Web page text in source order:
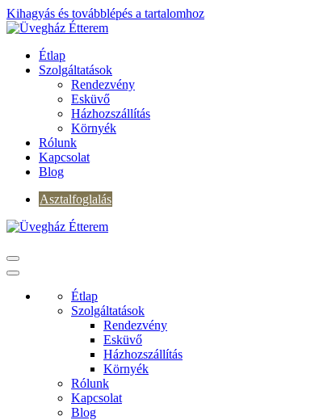
Kihagyás és továbblépés a tartalomhoz
Étlap
Szolgáltatások
Rendezvény
Esküvő
Házhozszállítás
Környék
Rólunk
Kapcsolat
Blog
Asztalfoglalás
Étlap
Szolgáltatások
Rendezvény
Esküvő
Házhozszállítás
Környék
Rólunk
Kapcsolat
Blog